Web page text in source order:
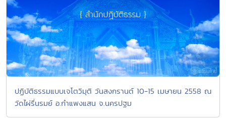
ปฏิบัติธรรมแบบเจโตวิมุติ วันสงกรานต์ 10-15 เมษายน 2558 ณ
วัดไผ่รื่นรมย์ อ.กำแพงแสน จ.นครปฐม